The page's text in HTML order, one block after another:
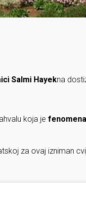
Salmi Hayekna
koja je
za ovaj izniman